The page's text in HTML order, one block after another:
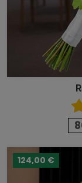
124,00 €